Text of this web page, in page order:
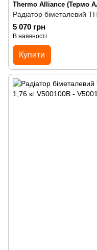
Thermo Alliance (Термо
Радіатор біметалевий
5 070 грн
В наявності
Купити